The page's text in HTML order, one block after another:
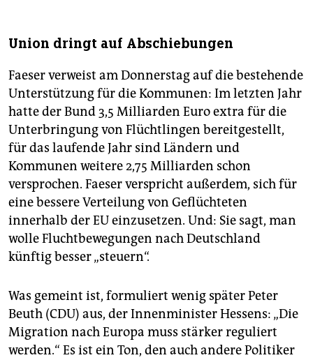
Union dringt auf Abschiebungen
Faeser verweist am Donnerstag auf die bestehende
Unterstützung für die Kommunen: Im letzten Jahr
hatte der Bund 3,5 Milliarden Euro extra für die
Unterbringung von Flüchtlingen bereitgestellt,
für das laufende Jahr sind Ländern und
Kommunen weitere 2,75 Milliarden schon
versprochen. Faeser verspricht außerdem, sich für
eine bessere Verteilung von Geflüchteten
innerhalb der EU einzusetzen. Und: Sie sagt, man
wolle Fluchtbewegungen nach Deutschland
künftig besser „steuern“.
Was gemeint ist, formuliert wenig später Peter
Beuth (CDU) aus, der Innenminister Hessens: „Die
Migration nach Europa muss stärker reguliert
werden.“ Es ist ein Ton, den auch andere Politiker